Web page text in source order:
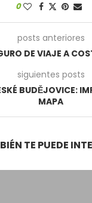
0
posts anteriores
DE VIAJE A
siguientes posts
BUDĚJOVICE:
MAPA
TE PUEDE